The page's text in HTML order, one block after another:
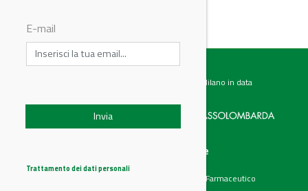
Testata giornalistica registrata presso il Tribunale di Milano in data
Chi siamo
Categorie
Chimico e Farmaceutico
E-mail
Trattamento dei dati personali